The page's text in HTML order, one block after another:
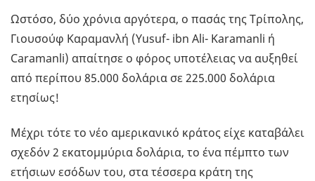
Ωστόσο, δύο χρόνια αργότερα, ο πασάς της Τρίπολης,
Γιουσούφ Καραμανλή (Yusuf- ibn Ali- Karamanli ή
Caramanli) απαίτησε ο φόρος υποτέλειας να αυξηθεί
από περίπου 85.000 δολάρια σε 225.000 δολάρια
ετησίως!
Μέχρι τότε το νέο αμερικανικό κράτος είχε καταβάλει
σχεδόν 2 εκατομμύρια δολάρια, το ένα πέμπτο των
ετήσιων εσόδων του, στα τέσσερα κράτη της